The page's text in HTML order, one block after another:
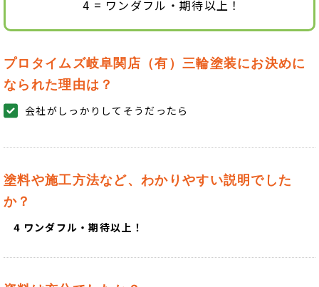
ワンダフル・期待以上！
プロタイムズ岐阜関店（有）三輪塗装にお決めに
なられた理由は？
会社がしっかりしてそうだったら
塗料や施工方法など、わかりやすい説明でした
か？
4 ワンダフル・期待以上！